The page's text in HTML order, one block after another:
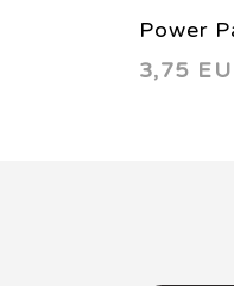
Power
3,75